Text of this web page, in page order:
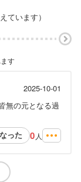
ています）
す
2025-10-01
無の元となる過
った
0 人